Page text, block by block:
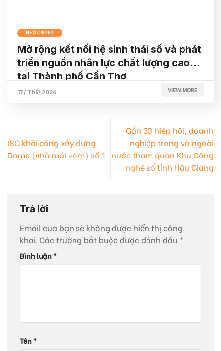
NEWSPAPER
Mở rộng kết nối hệ sinh thái số và phát
triển nguồn nhân lực chất lượng cao
tại Thành phố Cần Thơ
17/ Th5/ 2026 VIEW MORE
ISC khởi công xây dựng
Dome (nhà mái vòm) số 1
Gần 30 hiệp hội, doanh
nghiệp trong và ngoài
nước tham quan Khu Công
nghệ số tỉnh Hậu Giang
Trả lời
Email của bạn sẽ không được hiển thị công
khai. Các trường bắt buộc được đánh dấu *
Bình luận*
Tên*